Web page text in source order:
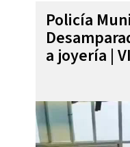
Policía
a joyería |